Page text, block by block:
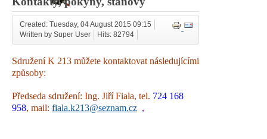
Created: Tuesday, 04 August 2015 09:15
Written by Super User
Hits: 82794
Sdružení K 213 můžete kontaktovat následujícími
způsoby:
Předseda sdružení: Ing. Jiří Fiala, tel. 724 168
958, mail: fiala.k213@seznam.cz ,